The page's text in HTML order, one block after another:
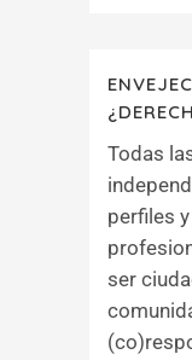
Todas
perfiles
ser